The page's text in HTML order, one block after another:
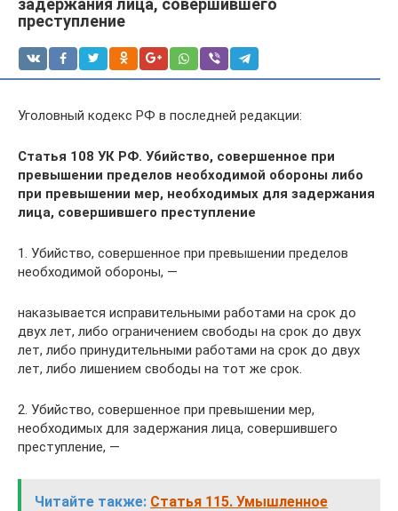
задержания лица, совершившего
преступление
Уголовный кодекс РФ в последней редакции:
Статья 108 УК РФ. Убийство, совершенное при
превышении пределов необходимой обороны либо
при превышении мер, необходимых для задержания
лица, совершившего преступление
1. Убийство, совершенное при превышении пределов
необходимой обороны, —
наказывается исправительными работами на срок до
двух лет, либо ограничением свободы на срок до двух
лет, либо принудительными работами на срок до двух
лет, либо лишением свободы на тот же срок.
2. Убийство, совершенное при превышении мер,
необходимых для задержания лица, совершившего
преступление, —
Читайте также: Статья 115. Умышленное